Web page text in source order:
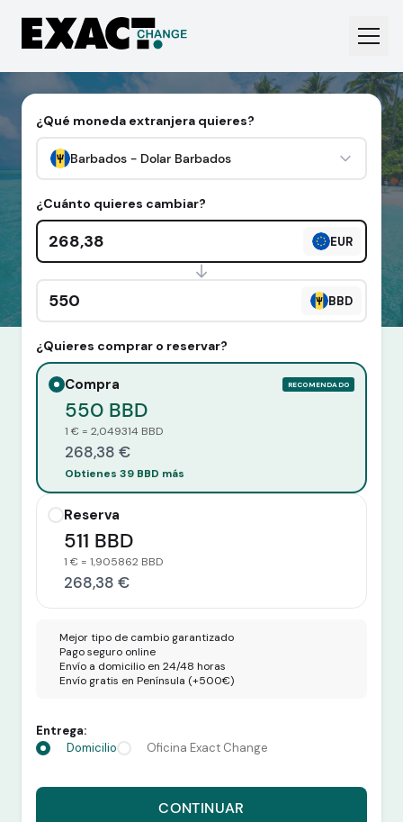
¿Qué moneda extranjera quieres?
Barbados - Dolar Barbados
¿Cuánto quieres cambiar?
Cantidad en euros
EUR
BBD
¿Quieres comprar o reservar?
Compra RECOMENDADO
550 BBD
1 € = 2,049314 BBD
268,38 €
Obtienes 39 BBD más
Reserva
511 BBD
1 € = 1,905862 BBD
268,38 €
Mejor tipo de cambio garantizado
Pago seguro online
Envío a domicilio en 24/48 horas
Envío gratis en Península (+500€)
Entrega:
Domicilio
Oficina Exact Change
Recibes 550 BBD por 268,38 euros.
CONTINUAR